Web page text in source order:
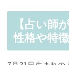
【占い師
性格や特徴